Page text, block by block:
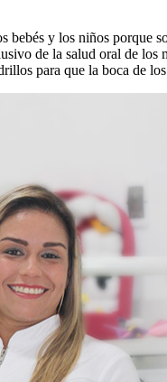
y los niños porque
de la salud oral de los
para que la boca de